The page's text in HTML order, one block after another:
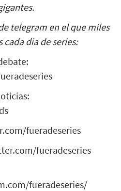
telegram en el que miles
cada dia de series:
fueradeseries
fueradeseries
fueradeseries/